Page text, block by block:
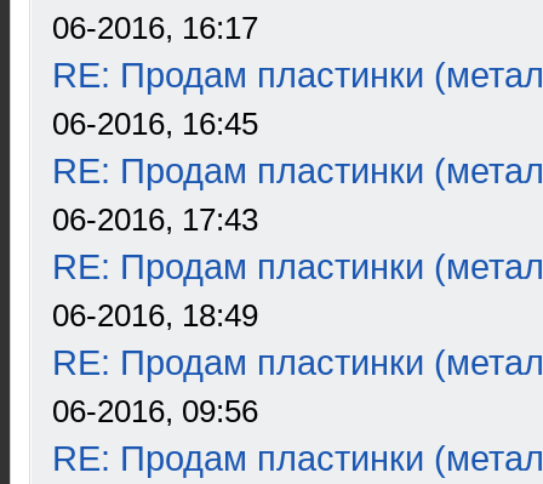
06-2016, 16:17
RE: Продам пластинки
06-2016, 16:45
RE: Продам пластинки
06-2016, 17:43
RE: Продам пластинки
06-2016, 18:49
RE: Продам пластинки
06-2016, 09:56
RE: Продам пластинки